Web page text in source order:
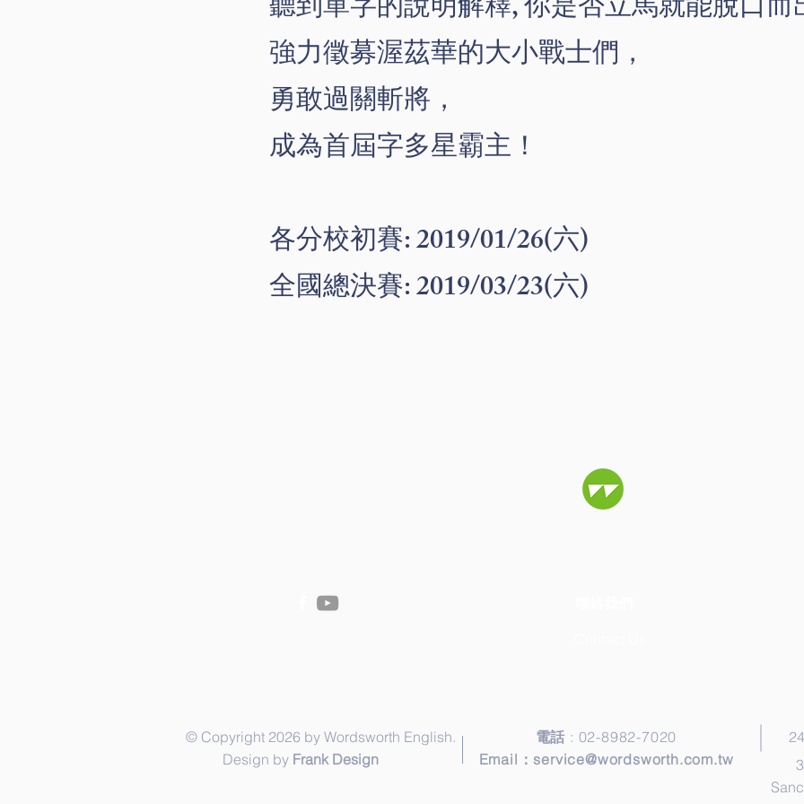
聽到單字的說明解釋, 你是否立馬就能脫口而
強力徵募渥茲華的大小戰士們，
勇敢過關斬將，
成為首屆字多星霸主！
各分校初賽: 2019/01/26(六)
全國總決賽: 2019/03/23(六)
© Copyright 2026 by Wordsworth English.
Design by Frank Design
電話 : 02-8982-7020
Email： service@wordsworth.com.tw